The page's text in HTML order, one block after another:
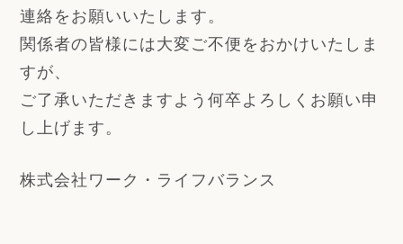
連絡をお願いいたします。
関係者の皆様には大変ご不便をおかけいたしま
すが、
ご了承いただきますよう何卒よろしくお願い申
し上げます。
株式会社ワーク・ライフバランス